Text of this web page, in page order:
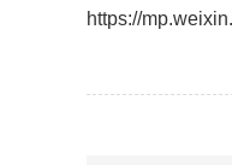
https://